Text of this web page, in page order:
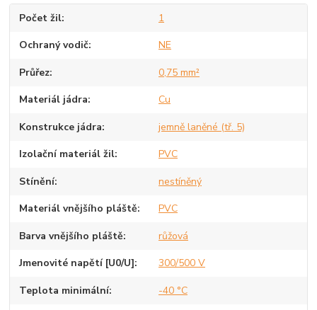
Počet žil 1
Ochraný vodič NE
Průřez 0,75 mm²
Materiál jádra Cu
Konstrukce jádra jemně laněné (tř. 5)
Izolační materiál žil PVC
Stínění nestíněný
Materiál vnějšího pláště PVC
Barva vnějšího pláště růžová
Jmenovité napětí [U0/U] 300/500 V
Teplota minimální -40 °C